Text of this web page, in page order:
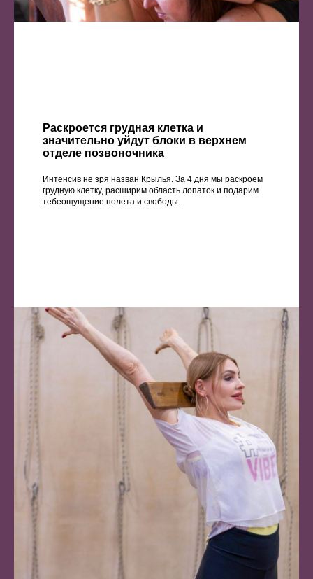
Раскроется грудная клетка и
значительно уйдут блоки в верхнем
отделе позвоночника
Интенсив не зря назван Крылья. За 4 дня мы раскроем
грудную клетку, расширим область лопаток и подарим
тебеощущение полета и свободы.